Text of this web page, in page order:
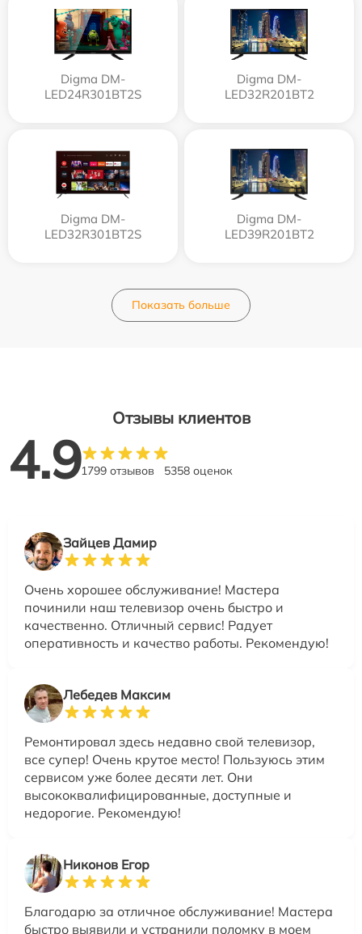
Digma DM-
LED24R301BT2S
Digma DM-
LED32R201BT2
Digma DM-
LED32R301BT2S
Digma DM-
LED39R201BT2
Показать больше
Отзывы клиентов
4.91799 отзывов 5358 оценок
Зайцев Дамир
Очень хорошее обслуживание! Мастера
починили наш телевизор очень быстро и
качественно. Отличный сервис! Радует
оперативность и качество работы. Рекомендую!
Лебедев Максим
Ремонтировал здесь недавно свой телевизор,
все супер! Очень крутое место! Пользуюсь этим
сервисом уже более десяти лет. Они
высококвалифицированные, доступные и
недорогие. Рекомендую!
Никонов Егор
Благодарю за отличное обслуживание! Мастера
быстро выявили и устранили поломку в моем